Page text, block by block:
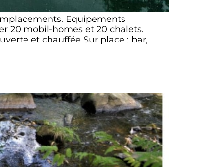
Equipements
20 mobil-homes et 20 chalets.
et chauffée Sur place : bar,